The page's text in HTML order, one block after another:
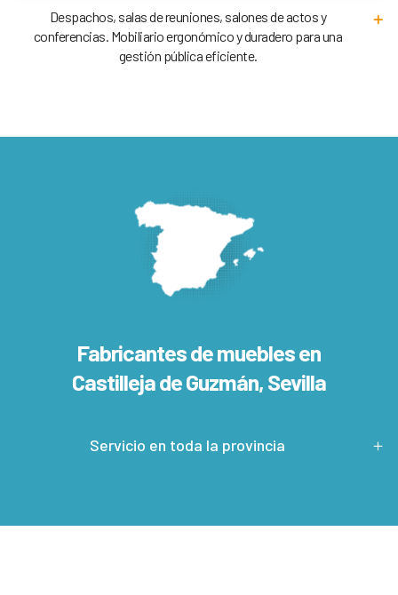
Despachos, salas de reuniones, salones de actos y
conferencias. Mobiliario ergonómico y duradero para una
gestión pública eficiente.
Fabricantes de muebles en
Castilleja de Guzmán, Sevilla
Servicio en toda la provincia